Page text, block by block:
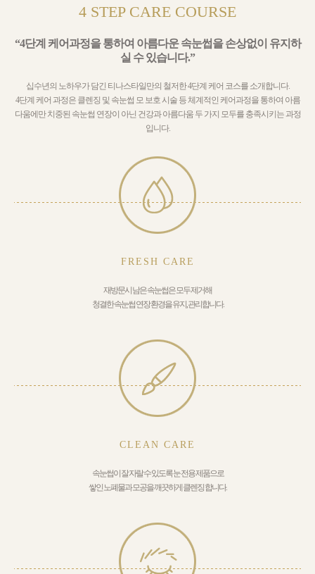
4 STEP CARE COURSE
“4단계 케어과정을 통하여 아름다운 속눈썹을 손상없이 유지하
실 수 있습니다.”
십수년의 노하우가 담긴 티나스타일만의 철저한 4단계 케어 코스를 소개합니다.
4단계 케어 과정은 클렌징 및 속눈썹 모 보호 시술 등 체계적인 케어과정을 통하여 아름
다움에만 치중된 속눈썹 연장이 아닌 건강과 아름다움 두 가지 모두를 충족시키는 과정
입니다.
FRESH CARE
재방문시 남은 속눈썹은 모두 제거해
청결한 속눈썹 연장 환경을 유지, 관리합니다.
CLEAN CARE
속눈썹이 잘 자랄 수 있도록 눈 전용 제품으로
쌓인 노폐물과 모공을 깨끗하게 클렌징 합니다.